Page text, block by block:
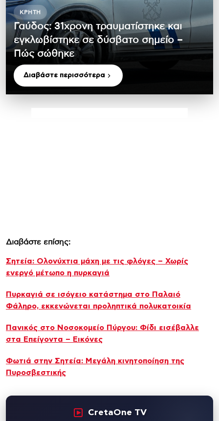
ΚΡΉΤΗ
Γαύδος: 31χρονη τραυματίστηκε και
εγκλωβίστηκε σε δύσβατο σημείο –
Πώς σώθηκε
Διαβάστε περισσότερα
Διαβάστε επίσης:
Σητεία: Ολονύχτια μάχη με τις φλόγες – Χωρίς
ενεργό μέτωπο η πυρκαγιά
Πυρκαγιά σε ισόγειο κατάστημα στο Παλαιό
Φάληρο, εκκενώνεται προληπτικά πολυκατοικία
Πανικός στο Νοσοκομείο Πύργου: Φίδι εισέβαλλε
στα Επείγοντα – Εικόνες
Φωτιά στην Σητεία: Μεγάλη κινητοποίηση της
Πυροσβεστικής
CretaOne TV